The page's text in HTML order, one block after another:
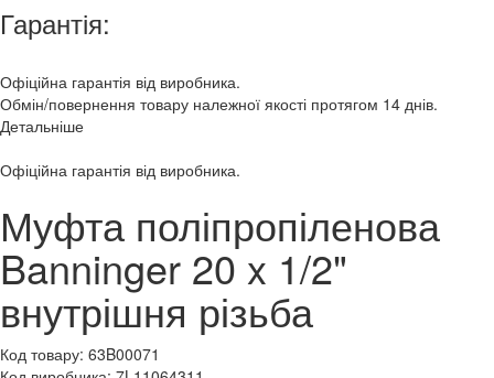
Гарантія:
Офіційна гарантія від виробника.
Обмін/повернення товару належної якості протягом 14 днів.
Детальніше
Офіційна гарантія від виробника.
Муфта поліпропіленова
Banninger 20 x 1/2"
внутрішня різьба
Код товару: 63B00071